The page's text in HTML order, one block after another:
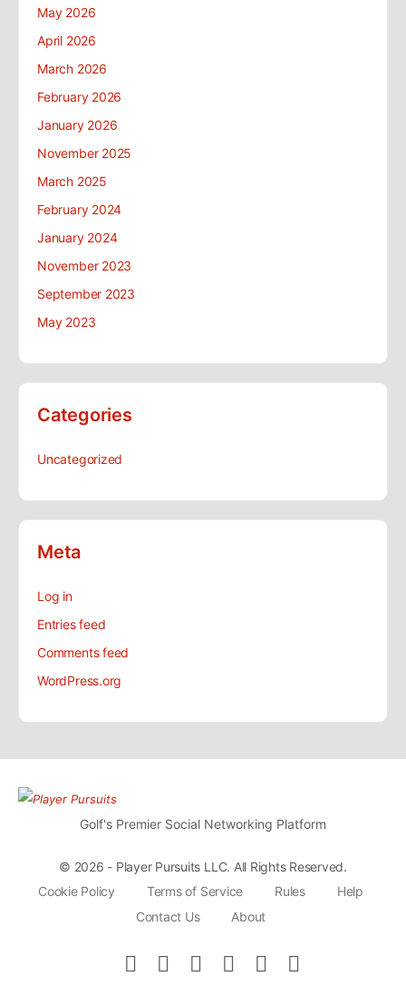
May 2026
April 2026
March 2026
February 2026
January 2026
November 2025
March 2025
February 2024
January 2024
November 2023
September 2023
May 2023
Categories
Uncategorized
Meta
Log in
Entries feed
Comments feed
WordPress.org
Golf's Premier Social Networking Platform
© 2026 - Player Pursuits LLC. All Rights Reserved.
Cookie Policy
Terms of Service Rules
Help
Contact Us
About